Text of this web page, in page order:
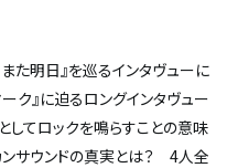
た明日』を巡るインタヴューに
ク』に迫るロングインタヴュー
してロックを鳴らすことの意味
ンサウンドの真実とは？ 4人全